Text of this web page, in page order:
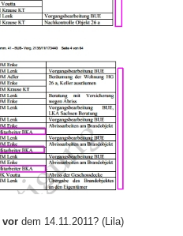
vor dem 14.11.2011? (Lila)